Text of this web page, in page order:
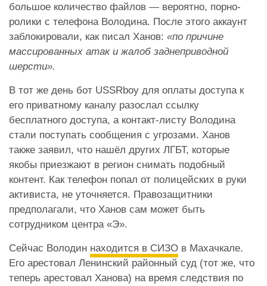
большое количество файлов — вероятно, порно-
ролики с телефона Володина. После этого аккаунт
заблокировали, как писал Ханов: «по причине
массированных атак и жалоб заднеприводной
шерсти».
В тот же день бот USSRboy для оплаты доступа к
его приватному каналу разослал ссылку
бесплатного доступа, а контакт-листу Володина
стали поступать сообщения с угрозами. Ханов
также заявил, что нашёл других ЛГБТ, которые
якобы приезжают в регион снимать подобный
контент. Как телефон попал от полицейских в руки
активиста, не уточняется. Правозащитники
предполагали, что Ханов сам может быть
сотрудником центра «Э».
Сейчас Володин находится в СИЗО в Махачкале.
Его арестовал Ленинский районный суд (тот же, что
теперь арестовал Ханова) на время следствия по